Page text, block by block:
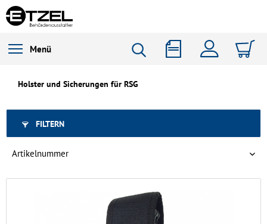
Menü
Holster und Sicherungen für RSG
FILTERN